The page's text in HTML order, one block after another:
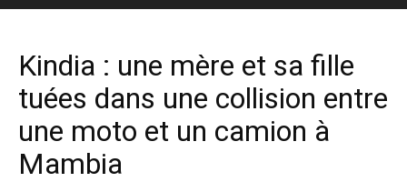
Kindia : une mère et sa fille
tuées dans une collision entre
une moto et un camion à
Mambia